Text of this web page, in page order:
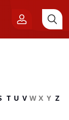
T U V W X Y Z